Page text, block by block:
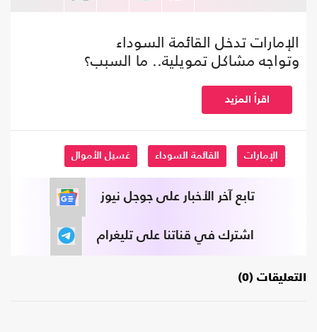
الإمارات تدخل القائمة السوداء
وتواجه مشاكل تمويلية.. ما السبب؟
اقرأ المزيد
الإمارات القائمة السوداء غسيل الأموال
تابع آخر الأخبار على جوجل نيوز
اشترك في قناتنا على تليغرام
التعليقات (0)